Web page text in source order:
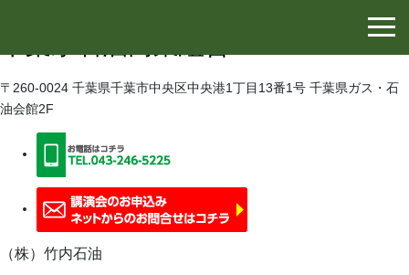
〒260-0024 千葉県千葉市中央区中央港1丁目13番1号 千葉県ガス・石
油会館2F
（株）竹内石油